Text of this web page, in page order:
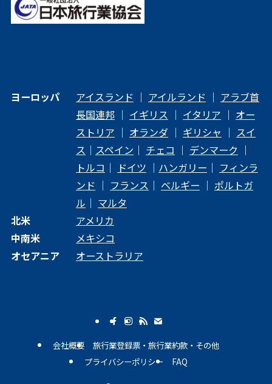
ヨーロッパ アイスランド ｜ アイルランド ｜ アラブ首
長国連邦｜ イギリス ｜ イタリア ｜ オー
ストリア ｜ オランダ｜ ギリシャ ｜ スイ
ス ｜ スペイン ｜ チェコ ｜ デンマーク ｜
トルコ ｜ ドイツ ｜ ハンガリー ｜ フィンラ
ンド ｜ フランス ｜ ベルギー ｜ ポルトガ
ル ｜ マルタ
北米
アメリカ
中南米
メキシコ
オセアニア
オーストラリア
会社概要
旅行業登録票・旅行業約款・その他
プライバシーポリシー
FAQ